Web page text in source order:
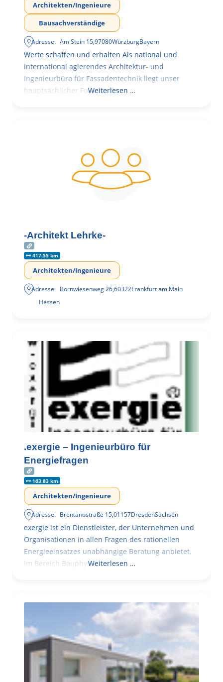
Architekten/Ingenieure
Bausachverständige
Adresse: Am Stein 15,97080WürzburgBayern
Werte schaffen und erhalten Als national und
international agierendes Architektur- und
Ingenieurbüro für Fassadentechnik liegt unser
hauptsächlicher Fokus in der
Weiterlesen …
-Architekt Lehrke-
417.55 km
Architekten/Ingenieure
Adresse: Bornwiesenweg 26,60322Frankfurt am Main
Hessen
.exergie – Ingenieurbüro für
Energiefragen
163.83 km
Architekten/Ingenieure
Adresse: Brentanostraße 15,01157DresdenSachsen
exergie ist ein Dienstleister, der Unternehmen und
Organisationen in allen Fragen des rationellen
Energieeinsatzes unabhängige Beratung anbietet.
Im Bereich BauphysikWeiterlesen …